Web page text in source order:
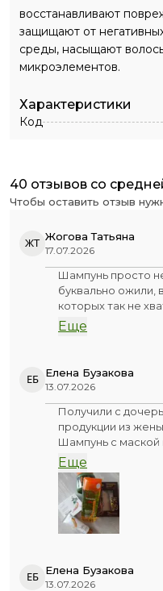
восстанавливают
защищают от
среды, насыщают
микроэлементов.
Характеристики
Код
40 отзывов со
Чтобы оставить отзыв
ЖТ Жогова Татьяна
17.07.2026
Шампунь просто
буквально ожили,
которых так не
ухоженными,
настоящий корень
Однозначно
Еще
ЕБ Елена Бузакова
13.07.2026
Получили с
продукции из
Шампунь с
много раз, и
мягкие,
подходит серия
кожное
сухость кожных
Еще
ЕБ Елена Бузакова
13.07.2026